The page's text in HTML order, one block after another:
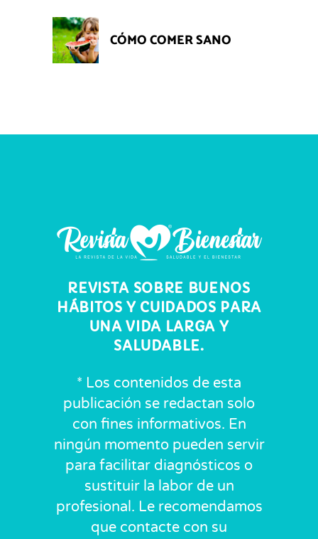
CÓMO COMER SANO
REVISTA SOBRE BUENOS
HÁBITOS Y CUIDADOS PARA
UNA VIDA LARGA Y
SALUDABLE.
* Los contenidos de esta
publicación se redactan solo
con fines informativos. En
ningún momento pueden servir
para facilitar diagnósticos o
sustituir la labor de un
profesional. Le recomendamos
que contacte con su